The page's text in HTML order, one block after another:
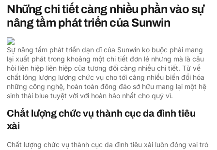
Những chi tiết càng nhiều phần vào sự
nâng tầm phát triển của Sunwin
Sự nâng tầm phát triển dạn dĩ của Sunwin ko buộc phải mang
lại xuất phát trong khoảng một chi tiết đơn lẻ nhưng mà là câu
hỏi liên hiệp liên hiệp của tương đối càng nhiều chi tiết. Từ về
chất lỏng lượng lượng chức vụ cho tới càng nhiều biến đổi hóa
những công nghệ, hoàn toàn đông đảo sở hữu mang lại một hệ
sinh thái blue tuyệt vời với hoàn hảo nhất cho quý vì.
Chất lượng chức vụ thành cục da đình tiêu
xài
Chất lượng chức vụ thành cục da đình tiêu xài luôn đóng vai trò